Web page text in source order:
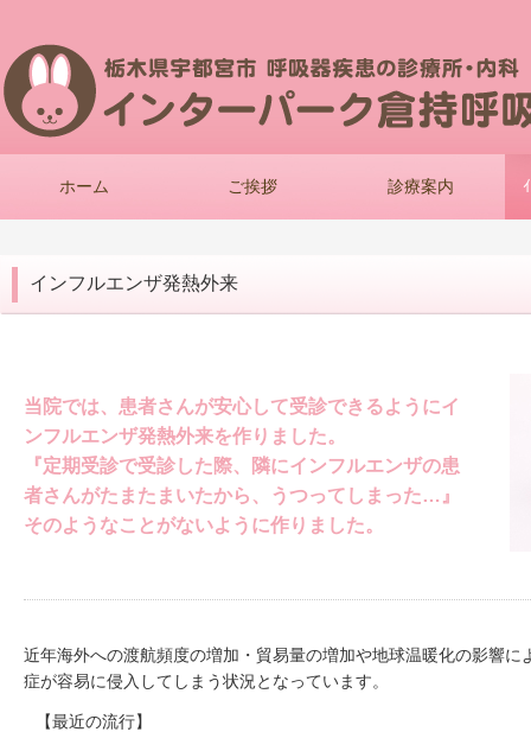
ホーム ご挨拶 診療案内
インフルエンザ発熱外来
当院では、患者さんが安心して受診できるようにイ
ンフルエンザ発熱外来を作りました。
『定期受診で受診した際、隣にインフルエンザの患
者さんがたまたまいたから、うつってしまった…』
そのようなことがないように作りました。
近年海外への渡航頻度の増加・貿易量の増加や地球温暖化の影響に
症が容易に侵入してしまう状況となっています。
【最近の流行】